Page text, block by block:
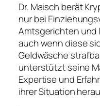
Dr. Maisch berät
nur bei
Amtsgerichten und
auch wenn diese
Geldwäsche
unterstützt seine
Expertise und
ihrer Situation